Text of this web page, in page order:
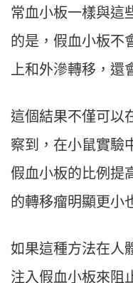
常血小板一樣與這
的是，假血小板不
上和外滲轉移，還
這個結果不僅可以
察到，在小鼠實驗
假血小板的比例提
的轉移瘤明顯更小
如果這種方法在人
注入假血小板來阻